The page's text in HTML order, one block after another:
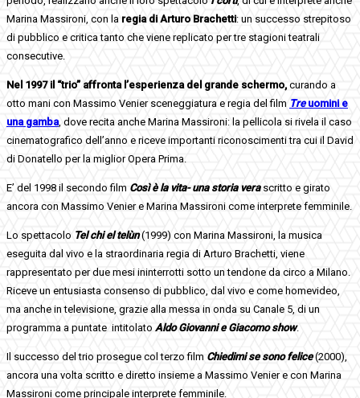
Marina Massironi, con la regia di Arturo Brachetti: un successo strepitoso
di pubblico e critica tanto che viene replicato per tre stagioni teatrali
consecutive.
Nel 1997 il “trio” affronta l’esperienza del grande schermo, curando a
otto mani con Massimo Venier sceneggiatura e regia del film Tre uomini e
una gamba, dove recita anche Marina Massironi: la pellicola si rivela il caso
cinematografico dell’anno e riceve importanti riconoscimenti tra cui il David
di Donatello per la miglior Opera Prima.
E’ del 1998 il secondo film Così è la vita- una storia verascritto e girato
ancora con Massimo Venier e Marina Massironi come interprete femminile.
Lo spettacolo Tel chi el telùn(1999) con Marina Massironi, la musica
eseguita dal vivo e la straordinaria regia di Arturo Brachetti, viene
rappresentato per due mesi ininterrotti sotto un tendone da circo a Milano.
Riceve un entusiasta consenso di pubblico, dal vivo e come homevideo,
ma anche in televisione, grazie alla messa in onda su Canale 5, di un
programma a puntate intitolato Aldo Giovanni e Giacomo show.
Il successo del trio prosegue col terzo film Chiedimi se sono felice(2000),
ancora una volta scritto e diretto insieme a Massimo Venier e con Marina
Massironi come principale interprete femminile.